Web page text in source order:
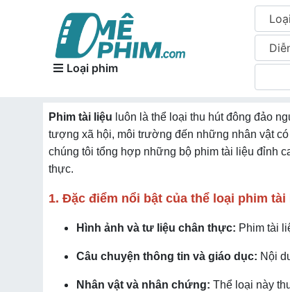
Loại phim
Phim tài liệu luôn là thể loại thu hút đông đảo
tượng xã hội, môi trường đến những nhân vật
chúng tôi tổng hợp những bộ phim tài liệu đỉnh
thực.
1. Đặc điểm nổi bật của thể loại phim tài
Hình ảnh và tư liệu chân thực: Phim tài
Câu chuyện thông tin và giáo dục: Nội
Nhân vật và nhân chứng: Thể loại này